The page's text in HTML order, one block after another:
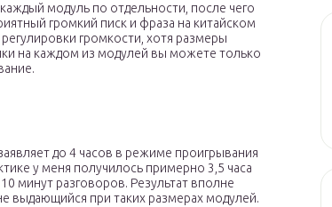
модуль по отдельности, после чего
громкий писк и фраза на китайском
громкости, хотя размеры
на каждом из модулей вы можете только
до 4 часов в режиме проигрывания
у меня получилось примерно 3,5 часа
минут разговоров. Результат вполне
выдающийся при таких размерах модулей.